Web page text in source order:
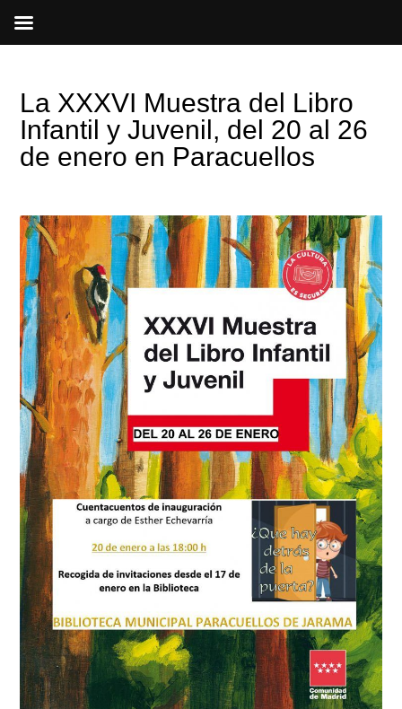
La XXXVI Muestra del Libro
Infantil y Juvenil, del 20 al 26
de enero en Paracuellos